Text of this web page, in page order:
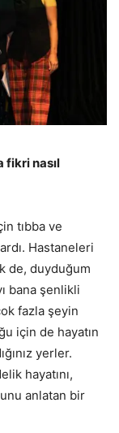
fikri nasıl
tıbba ve
Hastaneleri
de, duyduğum
bana şenlikli
fazla şeyin
için de hayatın
yerler.
hayatını,
anlatan bir